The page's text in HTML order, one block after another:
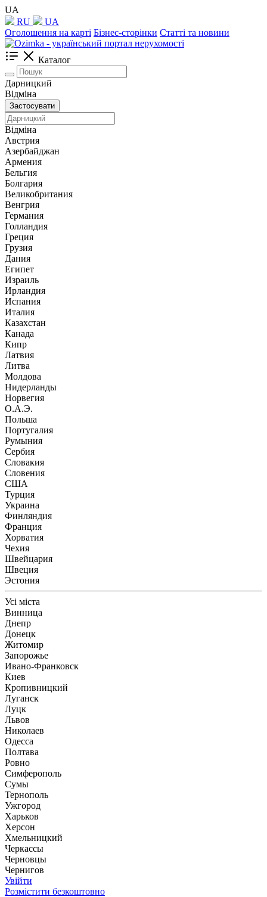
UA
RU
UA
Оголошення на карті Бізнес-сторінки Статті та новини
Каталог
Дарницкий
Відміна
Застосувати
Відміна
Австрия
Азербайджан
Армения
Бельгия
Болгария
Великобритания
Венгрия
Германия
Голландия
Греция
Грузия
Дания
Египет
Израиль
Ирландия
Испания
Италия
Казахстан
Канада
Кипр
Латвия
Литва
Молдова
Нидерланды
Норвегия
О.А.Э.
Польша
Португалия
Румыния
Сербия
Словакия
Словения
США
Турция
Украина
Финляндия
Франция
Хорватия
Чехия
Швейцария
Швеция
Эстония
Усі міста
Винница
Днепр
Донецк
Житомир
Запорожье
Ивано-Франковск
Киев
Кропивницкий
Луганск
Луцк
Львов
Николаев
Одесса
Полтава
Ровно
Симферополь
Сумы
Тернополь
Ужгород
Харьков
Херсон
Хмельницкий
Черкассы
Чернoвцы
Чернигов
Увійти
Розмістити безкоштовно